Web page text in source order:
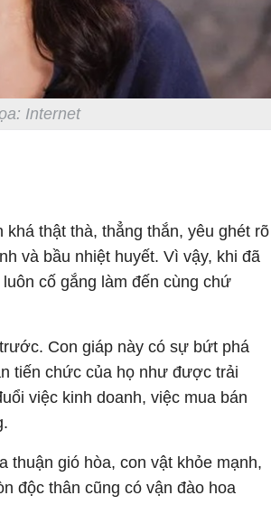
Internet
thật thà, thẳng thắn, yêu ghét rõ
và bầu nhiệt huyết. Vì vậy, khi đã
cố gắng làm đến cùng chứ
Con giáp này có sự bứt phá
tiến chức của họ như được trải
việc kinh doanh, việc mua bán
thuận gió hòa, con vật khỏe mạnh,
độc thân cũng có vận đào hoa